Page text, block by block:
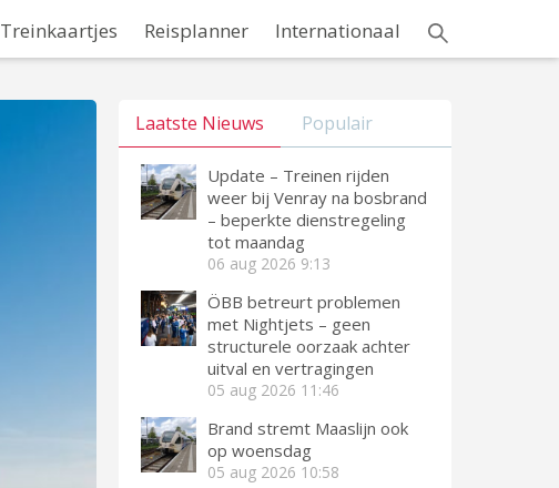
Treinkaartjes Reisplanner Internationaal
Laatste Nieuws Populair
Update – Treinen rijden
weer bij Venray na bosbrand
– beperkte dienstregeling
tot maandag
06 aug 2026 9:13
ÖBB betreurt problemen
met Nightjets – geen
structurele oorzaak achter
uitval en vertragingen
05 aug 2026 11:46
Brand stremt Maaslijn ook
op woensdag
05 aug 2026 10:58